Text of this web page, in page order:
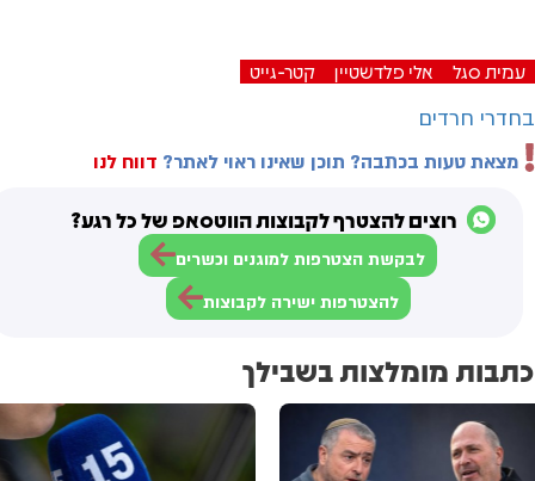
עמית סגל אלי פלדשטיין קטר-גייט
בחדרי חרדים
מצאת טעות בכתבה? תוכן שאינו ראוי לאתר? דווח לנו
רוצים להצטרף לקבוצות הווטסאפ של כל רגע?
לבקשת הצטרפות למוגנים וכשרים
להצטרפות ישירה לקבוצות
כתבות מומלצות בשבילך